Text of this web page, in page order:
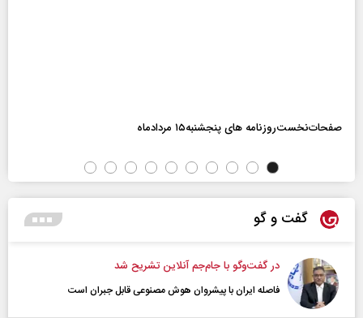
صفحات‌نخست‌روزنامه ها‌ی پنجشنبه‌۱۵ مردادماه
گفت و گو
در گفت‌و‌گو با جام‌جم آنلاین تشریح شد
فاصله ایران با پیشرو‌ان هوش مصنوعی قابل جبران است